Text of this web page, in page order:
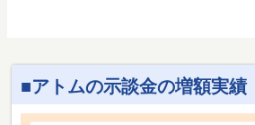
アトムの示談金の増額実績